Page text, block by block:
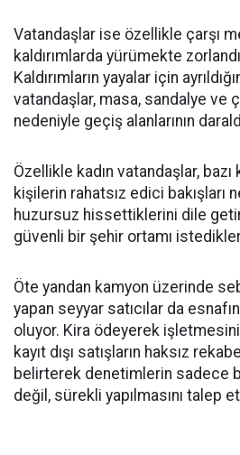
Vatandaşlar ise özellikle çarşı
kaldırımlarda yürümekte
Kaldırımların yayalar için
vatandaşlar, masa, sandalye ve
nedeniyle geçiş alanlarının
Özellikle kadın vatandaşlar, bazı
kişilerin rahatsız edici bakışları
huzursuz hissettiklerini dile
güvenli bir şehir ortamı
Öte yandan kamyon üzerinde
yapan seyyar satıcılar da
oluyor. Kira ödeyerek
kayıt dışı satışların haksız
belirterek denetimlerin sadece
değil, sürekli yapılmasını talep